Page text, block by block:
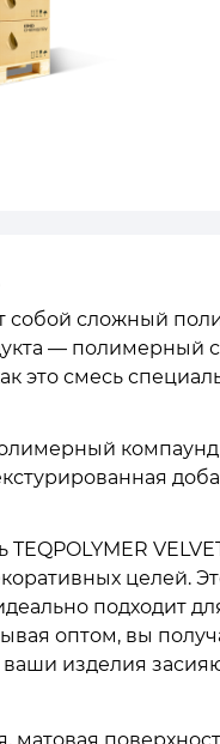
собой сложный
— полимерный
как это смесь
целей.
подходит
оптом, вы
ваши изделия
матовая